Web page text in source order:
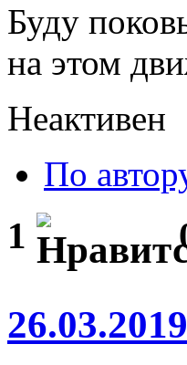
Буду
на этом
Неактивен
По
1